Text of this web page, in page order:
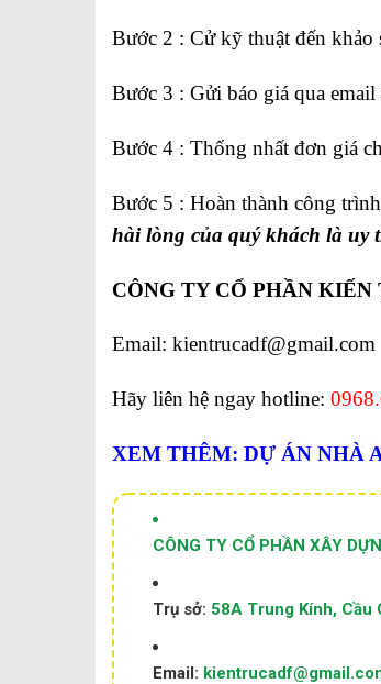
Bước 2 : Cử kỹ thuật đến khảo
Bước 3 : Gửi báo giá qua
Bước 4 : Thống nhất đơn giá
Bước 5 : Hoàn thành công
hài lòng của quý khách là uy
CÔNG TY CỔ PHẦN KIẾN
Email: kientrucadf@gmail.com
Hãy liên hệ ngay hotline:
XEM THÊM: DỰ ÁN NHÀ
CÔNG TY CỔ PHẦN XÂY
Trụ sở: 58A Trung Kính, Cầu
Email: